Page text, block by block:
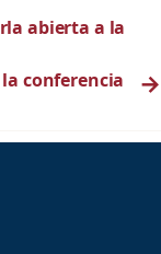
abierta a la
la conferencia
→